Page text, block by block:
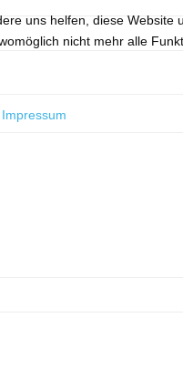
uns helfen, diese
nicht mehr alle
Impressum